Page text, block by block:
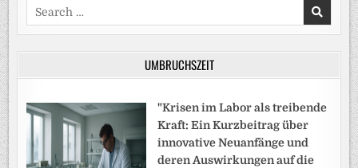
Search
for:
UMBRUCHSZEIT
"Krisen im Labor als treibende
Kraft: Ein Kurzbeitrag über
innovative Neuanfänge und
deren Auswirkungen auf die